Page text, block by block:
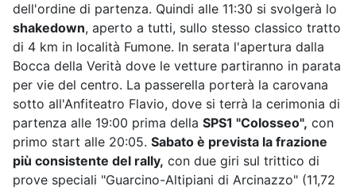
dell'ordine di partenza. Quindi alle 11:30 si svolgerà lo
shakedown, aperto a tutti, sullo stesso classico tratto
di 4 km in località Fumone. In serata l'apertura dalla
Bocca della Verità dove le vetture partiranno in parata
per vie del centro. La passerella porterà la carovana
sotto all'Anfiteatro Flavio, dove si terrà la cerimonia di
partenza alle 19:00 prima della SPS1 "Colosseo", con
primo start alle 20:05. Sabato è prevista la frazione
più consistente del rally, con due giri sul trittico di
prove speciali "Guarcino-Altipiani di Arcinazzo" (11,72